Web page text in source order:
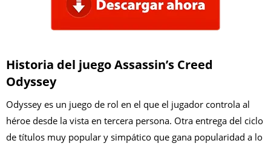
Historia del juego Assassin’s Creed
Odyssey
Odyssey es un juego de rol en el que el jugador controla al
héroe desde la vista en tercera persona. Otra entrega del ciclo
de títulos muy popular y simpático que gana popularidad a lo